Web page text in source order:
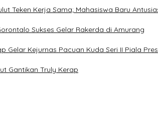
Teken Kerja Sama; Mahasiswa Baru
Sukses Gelar Rakerda di Amurang
Gelar Kejurnas Pacuan Kuda Seri II Piala
Gantikan Truly Kerap